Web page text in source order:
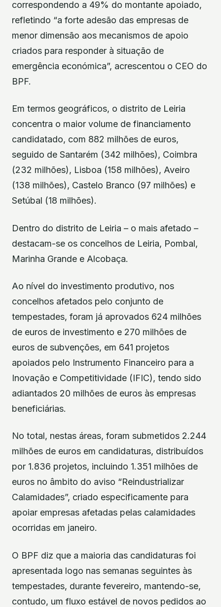
correspondendo a 49% do montante apoiado,
refletindo “a forte adesão das empresas de
menor dimensão aos mecanismos de apoio
criados para responder à situação de
emergência económica”, acrescentou o CEO do
BPF.
Em termos geográficos, o distrito de Leiria
concentra o maior volume de financiamento
candidatado, com 882 milhões de euros,
seguido de Santarém (342 milhões), Coimbra
(232 milhões), Lisboa (158 milhões), Aveiro
(138 milhões), Castelo Branco (97 milhões) e
Setúbal (18 milhões).
Dentro do distrito de Leiria – o mais afetado –
destacam-se os concelhos de Leiria, Pombal,
Marinha Grande e Alcobaça.
Ao nível do investimento produtivo, nos
concelhos afetados pelo conjunto de
tempestades, foram já aprovados 624 milhões
de euros de investimento e 270 milhões de
euros de subvenções, em 641 projetos
apoiados pelo Instrumento Financeiro para a
Inovação e Competitividade (IFIC), tendo sido
adiantados 20 milhões de euros às empresas
beneficiárias.
No total, nestas áreas, foram submetidos 2.244
milhões de euros em candidaturas, distribuídos
por 1.836 projetos, incluindo 1.351 milhões de
euros no âmbito do aviso “Reindustrializar
Calamidades”, criado especificamente para
apoiar empresas afetadas pelas calamidades
ocorridas em janeiro.
O BPF diz que a maioria das candidaturas foi
apresentada logo nas semanas seguintes às
tempestades, durante fevereiro, mantendo-se,
contudo, um fluxo estável de novos pedidos ao